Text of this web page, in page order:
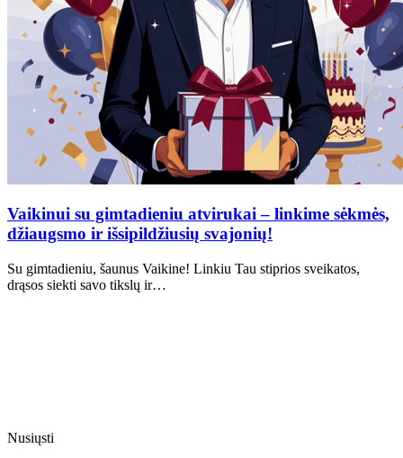
Vaikinui su gimtadieniu atvirukai – linkime sėkmės,
džiaugsmo ir išsipildžiusių svajonių!
Su gimtadieniu, šaunus Vaikine! Linkiu Tau stiprios sveikatos,
drąsos siekti savo tikslų ir…
Nusiųsti